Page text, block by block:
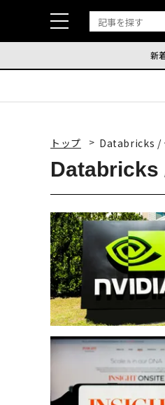
新
トップ Databricks /
Databricks